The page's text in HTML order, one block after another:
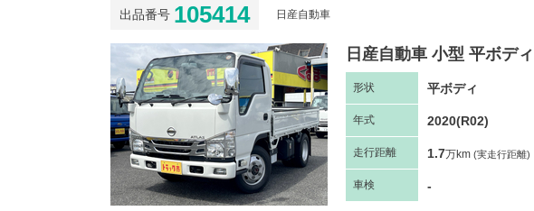
出品番号 105414 日産自動車
日産自動車 小型 平ボデ
形状 平ボディ
年式 2020(R02)
走行距離 1.7万km (実走行距離)
車検 -